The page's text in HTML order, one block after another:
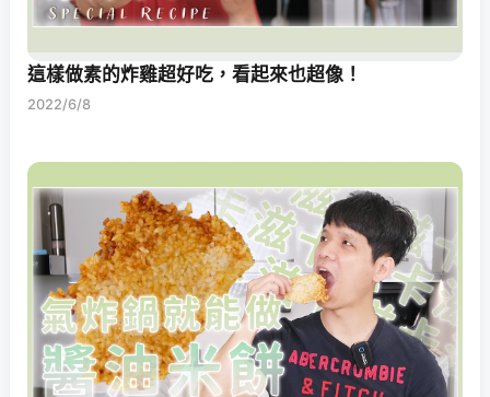
這樣做素的炸雞超好吃，看起來也超像！
2022/6/8